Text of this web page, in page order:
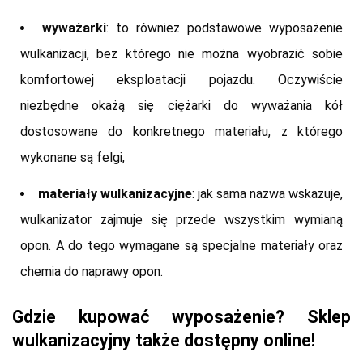
wyważarki: to również podstawowe wyposażenie
wulkanizacji, bez którego nie można wyobrazić sobie
komfortowej eksploatacji pojazdu. Oczywiście
niezbędne okażą się ciężarki do wyważania kół
dostosowane do konkretnego materiału, z którego
wykonane są felgi,
materiały wulkanizacyjne: jak sama nazwa wskazuje,
wulkanizator zajmuje się przede wszystkim wymianą
opon. A do tego wymagane są specjalne materiały oraz
chemia do naprawy opon.
Gdzie kupować wyposażenie? Sklep
wulkanizacyjny także dostępny online!